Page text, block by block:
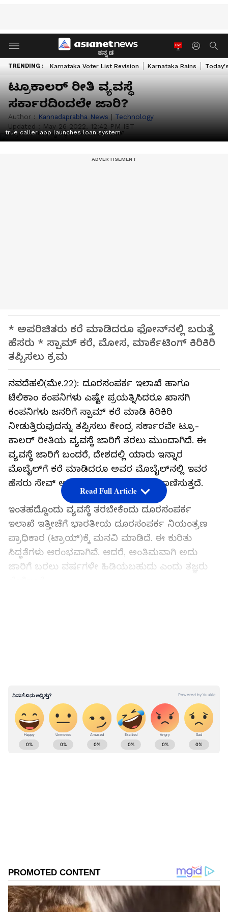
ಕನ್ನಡ
TRENDING : Karnataka Voter List Revision Karnataka Rains
ಟ್ರೂಕಾಲರ್‌ ರೀತಿ ವ್ಯವಸ್ಥೆ
ಸರ್ಕಾರದಿಂದಲೇ ಜಾರಿ?
Author : Kannadaprabha News | Technology
Updated : May 26 2022, 12:42 PM IST
true caller app launches loan system
* ಅಪರಿಚಿತರು ಕರೆ ಮಾಡಿದರೂ ಫೋನ್‌ನಲ್ಲಿ ಬರುತ್ತೆ
ಹೆಸರು * ಸ್ಪಾಮ್‌ ಕರೆ, ಮೋಸ, ಮಾರ್ಕೆಟಿಂಗ್‌ ಕಿರಿಕಿರಿ
ತಪ್ಪಿಸಲು ಕ್ರಮ
ನವದೆಹಲಿ(ಮೇ.22): ದೂರಸಂಪರ್ಕ ಇಲಾಖೆ ಹಾಗೂ
ಟೆಲಿಕಾಂ ಕಂಪನಿಗಳು ಎಷ್ಟೇ ಪ್ರಯತ್ನಿಸಿದರೂ ಖಾಸಗಿ
ಕಂಪನಿಗಳು ಜನರಿಗೆ ಸ್ಪಾಮ್‌ ಕರೆ ಮಾಡಿ ಕಿರಿಕಿರಿ
ನೀಡುತ್ತಿರುವುದನ್ನು ತಪ್ಪಿಸಲು ಕೇಂದ್ರ ಸರ್ಕಾರವೇ ಟ್ರೂ-
ಕಾಲರ್‌ ರೀತಿಯ ವ್ಯವಸ್ಥೆ ಜಾರಿಗೆ ತರಲು ಮುಂದಾಗಿದೆ. ಈ
ವ್ಯವಸ್ಥೆ ಜಾರಿಗೆ ಬಂದರೆ, ದೇಶದಲ್ಲಿ ಯಾರು ಇನ್ನಾರ
ಮೊಬೈಲ್‌ಗೆ ಕರೆ ಮಾಡಿದರೂ ಅವರ ಮೊಬೈಲ್‌ನಲ್ಲಿ ಇವರ
ಹೆಸರು ಸೇವ್‌ ಆಗಿಲ್ಲದಿದ್ದರೂ ಕೂಡ ಹೆಸರು ಕಾಣಿಸುತ್ತದೆ.
ಇಂತಹದ್ದೊಂದು ವ್ಯವಸ್ಥೆ ತರಬೇಕೆಂದು ದೂರಸಂಪರ್ಕ
ಇಲಾಖೆ ಇತ್ತೀಚೆಗೆ ಭಾರತೀಯ ದೂರಸಂಪರ್ಕ ನಿಯಂತ್ರಣ
ಪ್ರಾಧಿಕಾರ (ಟ್ರಾಯ್‌)ಕ್ಕೆ ಮನವಿ ಮಾಡಿದೆ. ಈ ಕುರಿತು
ಸಿದ್ಧತೆಗಳು ಆರಂಭವಾಗಿವೆ. ಆದರೆ, ಅಂತಿಮವಾಗಿ ಅದು
ಜಾರಿಗೆ ಬರಲು ವರ್ಷಗಳೇ ಹಿಡಿಯಬಹುದು ಎಂದು ತಜ್ಞರು
Read Full Article
ABOUT THE AUTHOR